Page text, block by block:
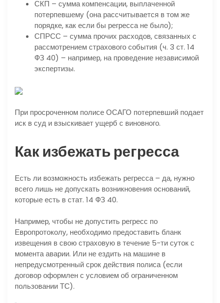
СКП – сумма компенсации, выплаченной
потерпевшему (она рассчитывается в том же
порядке, как если бы регресса не было);
СПРСС – сумма прочих расходов, связанных с
рассмотрением страхового события (ч. 3 ст. 14
ФЗ 40) – например, на проведение независимой
экспертизы.
При просроченном полисе ОСАГО потерпевший подает
иск в суд и взыскивает ущерб с виновного.
Как избежать регресса
Есть ли возможность избежать регресса – да, нужно
всего лишь не допускать возникновения оснований,
которые есть в стат. 14 ФЗ 40.
Например, чтобы не допустить регресс по
Европротоколу, необходимо предоставить бланк
извещения в свою страховую в течение 5-ти суток с
момента аварии. Или не ездить на машине в
непредусмотренный срок действия полиса (если
договор оформлен с условием об ограниченном
пользовании ТС).